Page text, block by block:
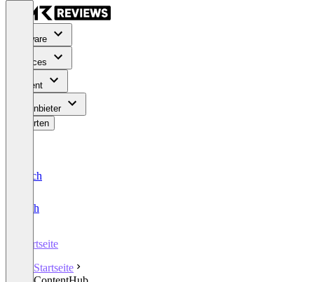
Software
Services
Content
Für Anbieter
Bewerten
Deutsch
English
Startseite
Startseite